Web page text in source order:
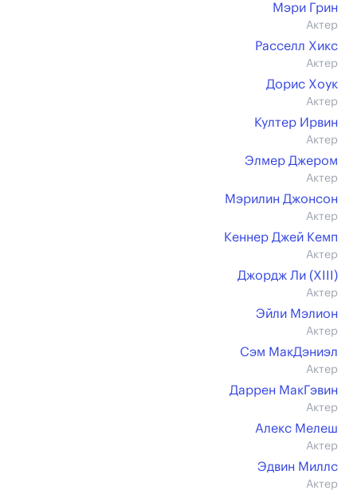
Мэри Грин
Актер
Расселл Хикс
Актер
Дорис Хоук
Актер
Култер Ирвин
Актер
Элмер Джером
Актер
Мэрилин Джонсон
Актер
Кеннер Джей Кемп
Актер
Джордж Ли (XIII)
Актер
Эйли Мэлион
Актер
Сэм МакДэниэл
Актер
Даррен МакГэвин
Актер
Алекс Мелеш
Актер
Эдвин Миллс
Актер